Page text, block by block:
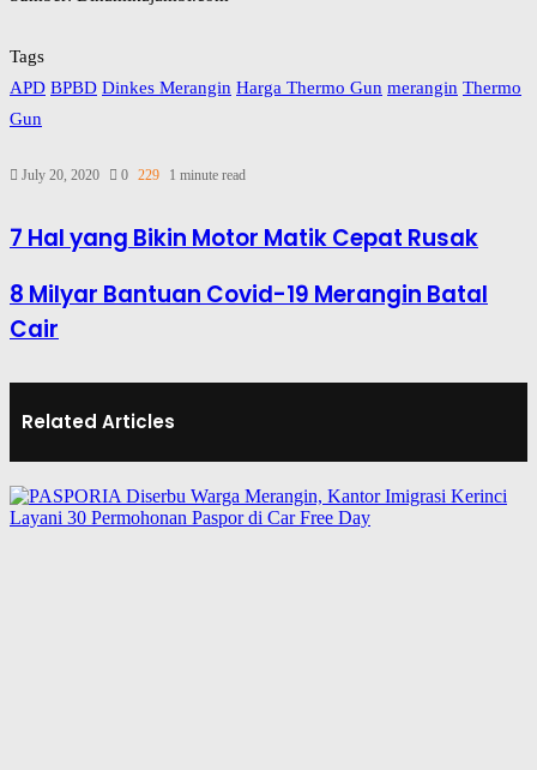
Tags
APD BPBD Dinkes Merangin Harga Thermo Gun merangin Thermo
Gun
July 20, 2020 0 229 1 minute read
7 Hal yang Bikin Motor Matik Cepat Rusak
8 Milyar Bantuan Covid-19 Merangin Batal
Cair
Related Articles